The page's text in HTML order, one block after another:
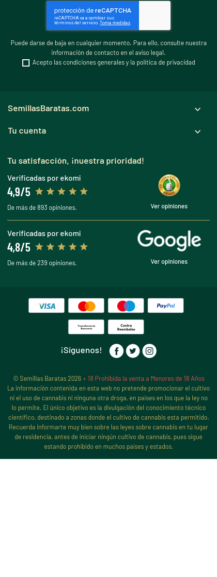
Puede darse de baja en cualquier momento. Para ello, consulte nuestra
información de contacto en el aviso legal.
Acepto las condiciones generales y la política de privacidad
SemillasBaratas.com 
Tu cuenta 
Tu satisfacción, ¡nuestra prioridad!
Verificadas por ekomi
4,9/5
De más de 893 opiniones. Ver opiniones
Verificadas por ekomi
4,8/5
De más de 239 opiniones. Ver opiniones
¡Síguenos!
© Semillas Baratas 2026 + 18 Prohibida la venta a Menores de 18 Años
La información contenida en esta web no pretende promocionar el cultivo
ni el uso de cannabis ni ninguna otra droga, en países en los que la ley no
lo permite. El único objetivo es la divulgación del conocimiento técnico
científico, destinado a zonas donde el cultivo de cannabis esta permitido.
Recuerda informarte muy bien sobre las leyes sobre cannabis en tu lugar
de residencia, antes de iniciar ningún cultivo de cannabis, pues sigue
estando prohibido en muchos países y estados.